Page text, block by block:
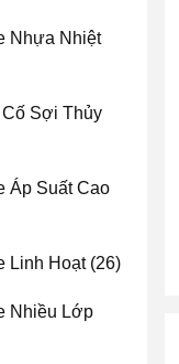
Nhựa Nhiệt
Sợi Thủy
Áp Suất Cao
Linh Hoạt(26)
Nhiều Lớp